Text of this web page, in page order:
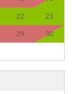
22
23
29
30